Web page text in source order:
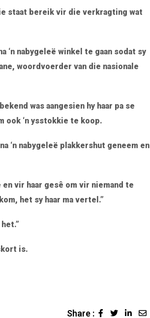
staat bereik vir die verkragting wat
‘n nabygeleë winkel te gaan sodat sy
woordvoerder van die nasionale
was aangesien hy haar pa se
ook ‘n ysstokkie te koop.
‘n nabygeleë plakkershut geneem en
vir haar gesê om vir niemand te
het sy haar ma vertel.”
is.
Share :